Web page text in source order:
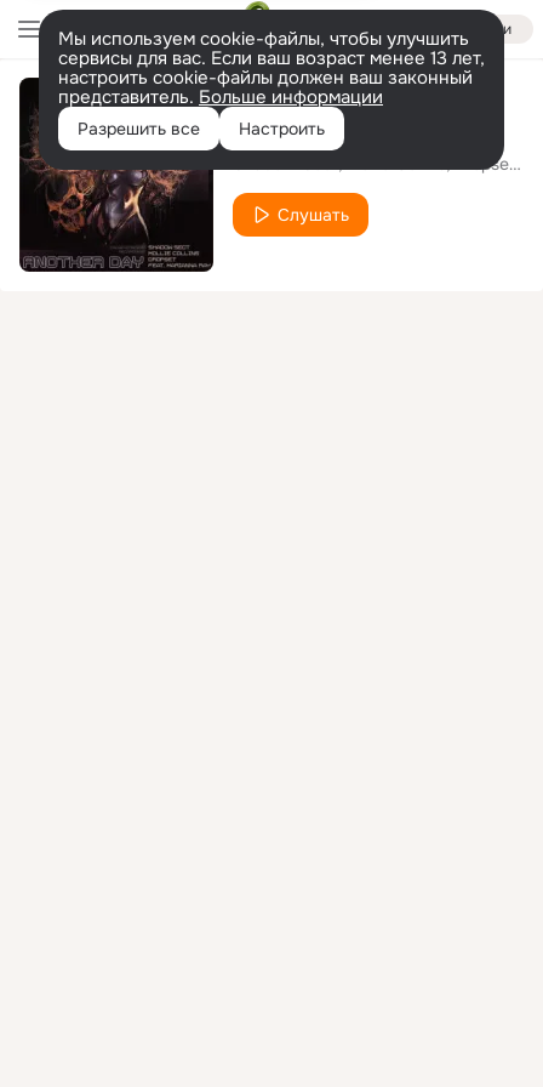
Войти
Мы используем cookie-файлы, чтобы улучшить
сервисы для вас. Если ваш возраст менее 13 лет,
настроить cookie-файлы должен ваш законный
представитель. Больше информации
Разрешить все Настроить
Another Day
Dropset
Слушать